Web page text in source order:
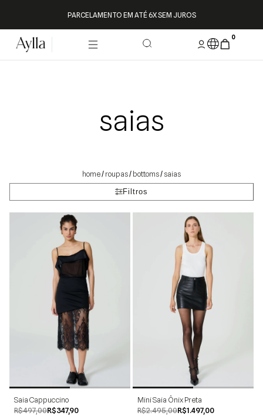
PARCELAMENTO EM ATÉ 6X SEM JUROS
0
saias
/ roupas/ bottoms/saias
Filtros
Saia Cappuccino
R$347,90
R$497,00
42
Mini Saia Ônix Preta
R$1.497,00
R$2.495,00
40 42